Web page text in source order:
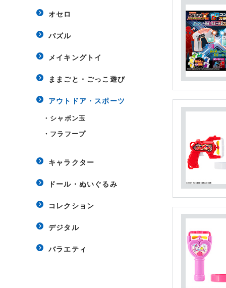
オセロ
パズル
メイキングトイ
ままごと・ごっこ遊び
アウトドア・スポーツ
・ シャボン玉
・ フラフープ
キャラクター
ドール・ぬいぐるみ
コレクション
デジタル
バラエティ